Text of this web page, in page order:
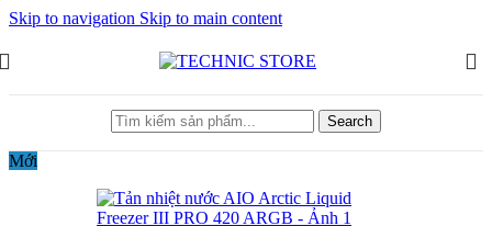
Skip to navigation Skip to main content
Search
Mới